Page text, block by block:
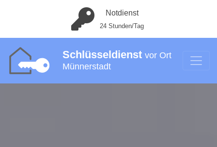
Notdienst
24 Stunden/Tag
Schlüsseldienst vor Ort
Münnerstadt